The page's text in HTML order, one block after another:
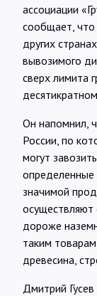
ассоциации
сообщает, что
других
вывозимого
сверх лимита
Он напомнил,
России, по
могут
определенные
значимой
дороже
таким
древесина,
Дмитрий